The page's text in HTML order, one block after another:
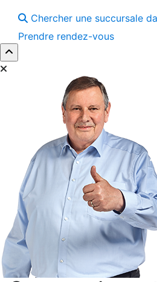
Chercher une succursale
Prendre rendez-vous